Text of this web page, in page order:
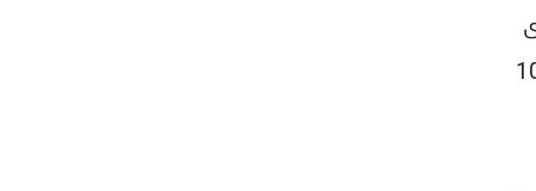
في 29 جمادى
1931، وسينشر نصّ المعاهدة والاتفاقية فيما بعد. تحريراً في 10